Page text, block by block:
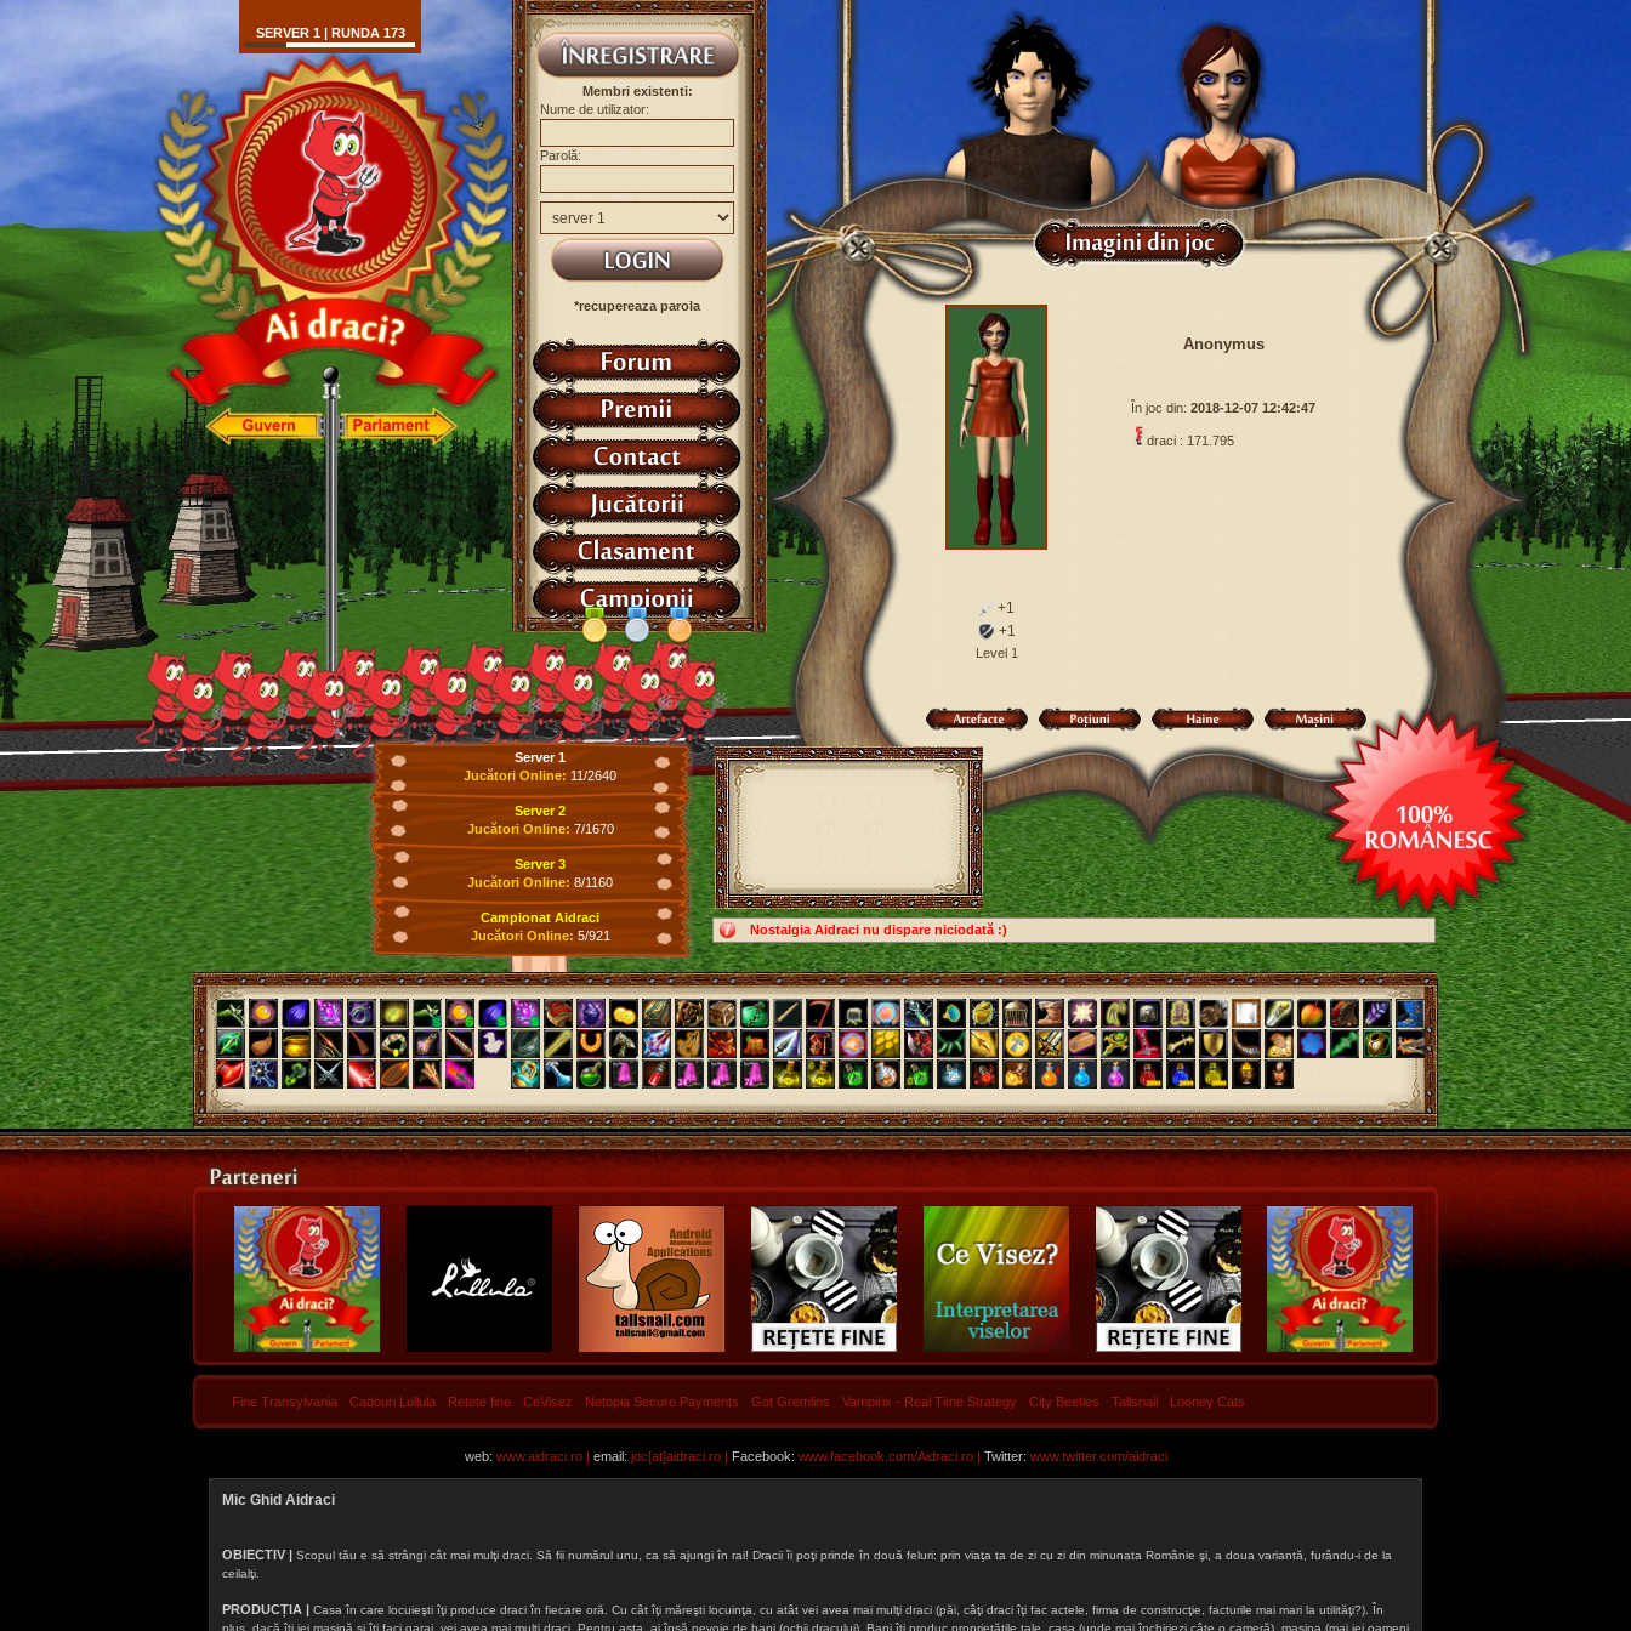
Nostalgia Aidraci nu dispare niciodată :)
SERVER 1 | RUNDA 173
Membri existenti:
Nume de utilizator:
Parolă:
*recupereaza parola
+1
+1
Level 1
Anonymus
În joc din: 2018-12-07 12:42:47
draci : 171.795
Server 1
Jucători Online: 11/2640
Server 2
Jucători Online: 7/1670
Server 3
Jucători Online: 8/1160
Campionat Aidraci
Jucători Online: 5/921
Fine Transylvania Cadouri Lullula Retete fine CeVisez Netopia Secure Payments Got Gremlins Vampirix - Real Time Strategy City Beetles Tallsnail Looney Cats
web: www.aidraci.ro | email: joc[at]aidraci.ro | Facebook: www.facebook.com/Aidraci.ro| Twitter: www.twitter.com/aidraci
Mic Ghid Aidraci
OBIECTIV | Scopul tău e să strângi cât mai mulţi draci. Să fii numărul unu, ca să ajungi în rai! Dracii îi poţi prinde în două feluri: prin viaţa ta de zi cu zi din minunata Românie şi, a doua variantă, furându-i de la
ceilalţi.
PRODUCȚIA | Casa în care locuieşti îţi produce draci în fiecare oră. Cu cât îţi măreşti locuinţa, cu atât vei avea mai mulţi draci (păi, câţi draci îţi fac actele, firma de construcţie, facturile mai mari la utilităţi?). În
plus, dacă îţi iei maşină şi îţi faci garaj, vei avea mai mulţi draci. Pentru asta, ai însă nevoie de bani (ochii dracului). Bani îţi produc proprietăţile tale, casa (unde mai închiriezi câte o cameră), maşina (mai iei oameni